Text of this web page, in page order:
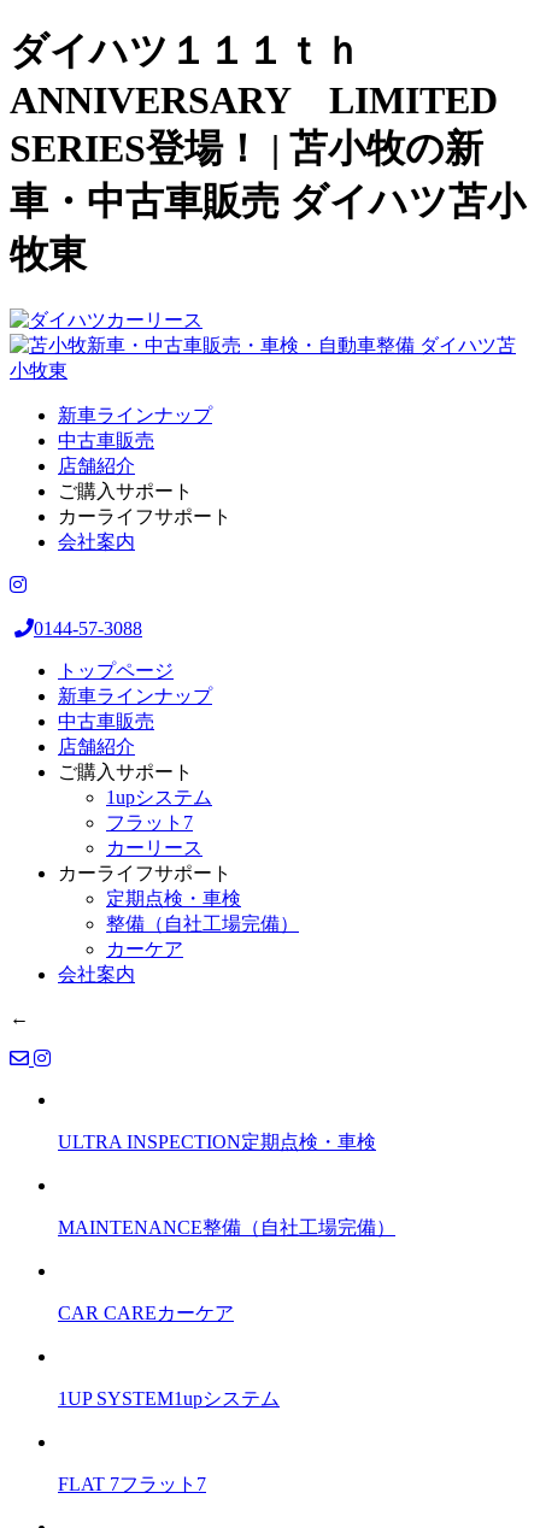
ダイハツ１１１ｔｈ
ANNIVERSARY LIMITED
SERIES登場！ | 苫小牧の新
車・中古車販売 ダイハツ苫小
牧東
新車ラインナップ
中古車販売
店舗紹介
ご購入サポート
カーライフサポート
会社案内
0144-57-3088
トップページ
新車ラインナップ
中古車販売
店舗紹介
ご購入サポート
1upシステム
フラット7
カーリース
カーライフサポート
定期点検・車検
整備（自社工場完備）
カーケア
会社案内
←
ULTRA INSPECTION定期点検・車検
MAINTENANCE整備（自社工場完備）
CAR CAREカーケア
1UP SYSTEM1upシステム
FLAT 7フラット7